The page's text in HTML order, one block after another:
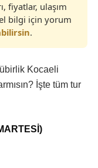
fiyatlar, ulaşım
bilgi için yorum
.
İşte tüm tur